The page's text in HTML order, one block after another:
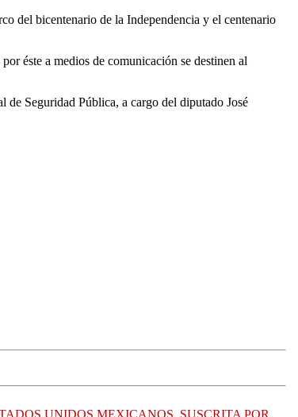
del bicentenario de la Independencia y el centenario
éste a medios de comunicación se destinen al
de Seguridad Pública, a cargo del diputado José
UNIDOS MEXICANOS, SUSCRITA POR